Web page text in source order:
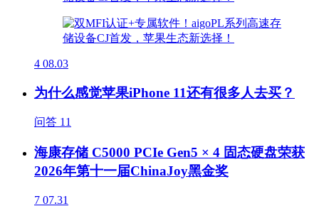
4 08.03
为什么感觉苹果iPhone 11还有很多人去买？
问答 11
海康存储 C5000 PCIe Gen5 × 4 固态硬盘荣获
2026年第十一届ChinaJoy黑金奖
7 07.31